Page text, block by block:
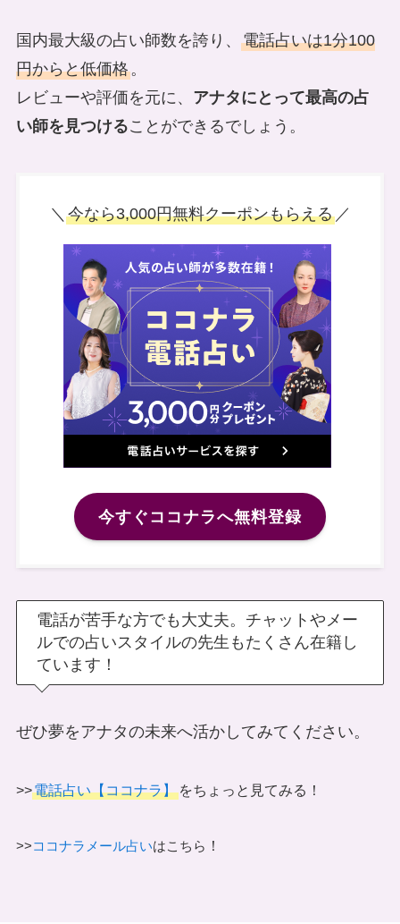
国内最大級の占い師数を誇り、 電話占いは1分100
円からと低価格。
レビューや評価を元に、 アナタにとって最高の占
い師を見つけることができるでしょう。
＼ 今なら3,000円無料クーポンもらえる／
今すぐココナラへ無料登録
電話が苦手な方でも大丈夫。チャットやメー
ルでの占いスタイルの先生もたくさん在籍し
ています！
ぜひ夢をアナタの未来へ活かしてみてください。
>>電話占い【ココナラ】をちょっと見てみる！
>>ココナラメール占いはこちら ！